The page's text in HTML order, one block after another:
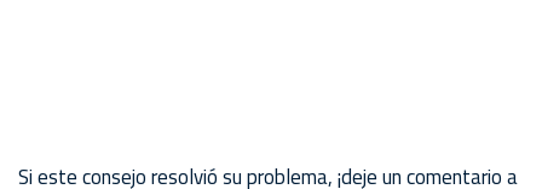
Si este consejo resolvió su problema, ¡deje un comentario a